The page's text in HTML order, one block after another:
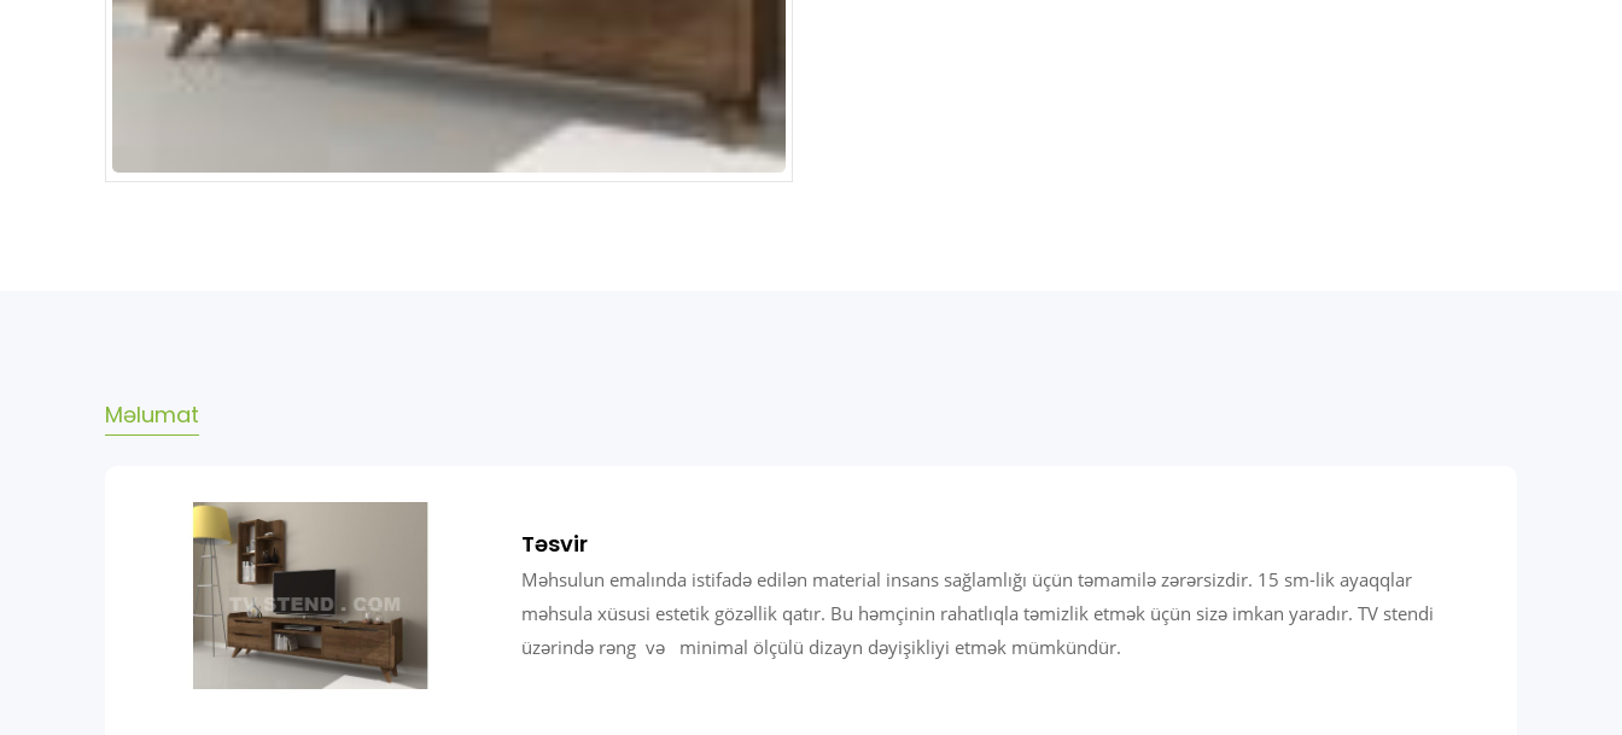
Məlumat
Təsvir
Məhsulun emalında istifadə edilən material insans sağlamlığı üçün təmamilə zərərsizdir. 15 sm-lik ayaqqlar
məhsula xüsusi estetik gözəllik qatır. Bu həmçinin rahatlıqla təmizlik etmək üçün sizə imkan yaradır. TV stendi
üzərində rəng və minimal ölçülü dizayn dəyişikliyi etmək mümkündür.